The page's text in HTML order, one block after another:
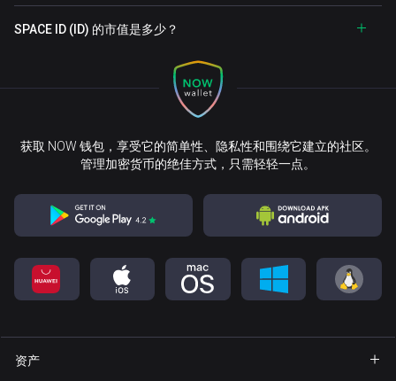
SPACE ID (ID) 的市值是多少？
获取 NOW 钱包，享受它的简单性、隐私性和围绕它建立的社区。
管理加密货币的绝佳方式，只需轻轻一点。
资产